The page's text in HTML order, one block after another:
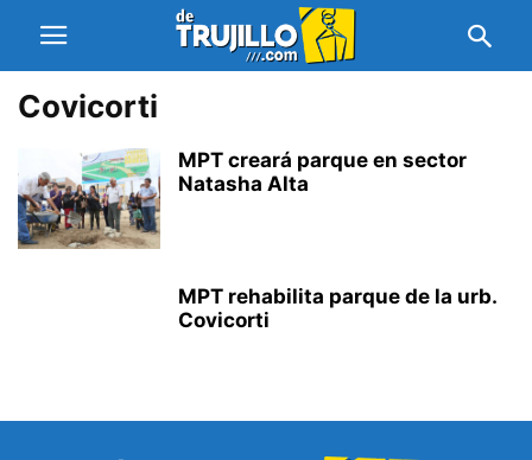
Covicorti
MPT creará parque en sector
Natasha Alta
MPT rehabilita parque de la urb.
Covicorti